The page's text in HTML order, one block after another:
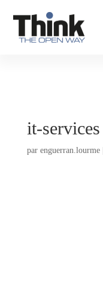
it-services
par enguerran.lourme|